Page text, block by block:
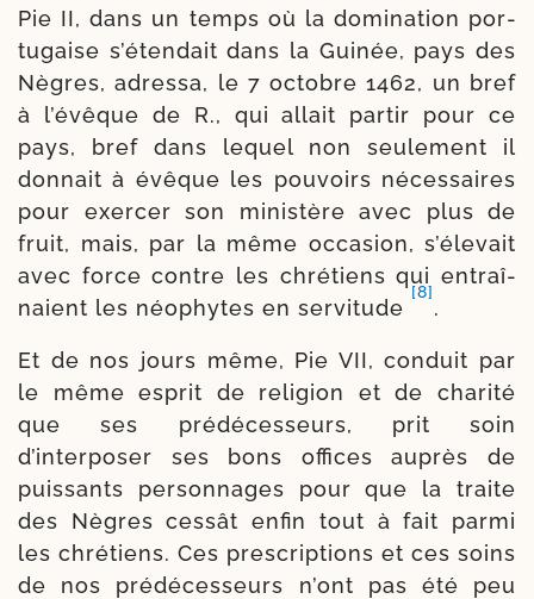
Pie II, dans un temps où la domi­na­tion por­
tu­gaise s’étendait dans la Guinée, pays des
Nègres, adres­sa, le 7 octobre 1462, un bref
à l’évêque de R., qui allait par­tir pour ce
pays, bref dans lequel non seule­ment il
don­nait à évêque les pou­voirs néces­saires
pour exer­cer son minis­tère avec plus de
fruit, mais, par la même occa­sion, s’élevait
avec force contre les chré­tiens qui entraî­
naient les néo­phytes en ser­vi­tude
[8]
.
Et de nos jours même, Pie VII, con­duit par
le même esprit de reli­gion et de cha­ri­té
que ses pré­dé­ces­seurs, prit soin
d’interposer ses bons offices auprès de
puis­sants per­son­nages pour que la traite
des Nègres ces­sât enfin tout à fait par­mi
les chré­tiens. Ces pres­crip­tions et ces soins
de nos pré­décesseurs n’ont pas été peu